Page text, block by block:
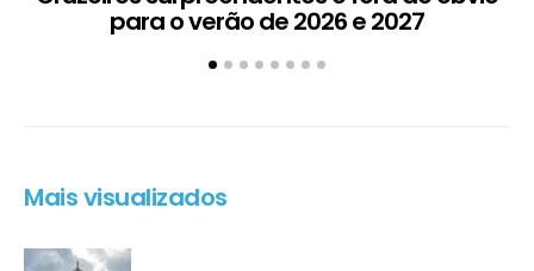
para o verão de 2026 e 2027
Mais visualizados